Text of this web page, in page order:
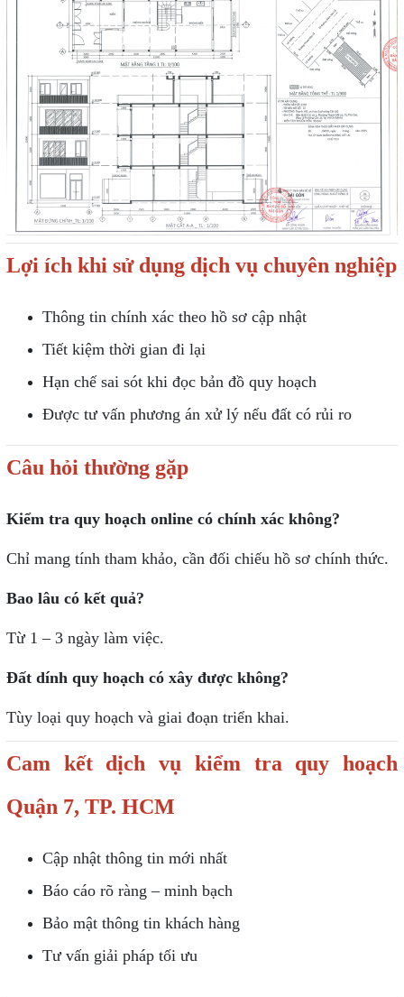
Lợi ích khi sử dụng dịch vụ chuyên nghiệp
Thông tin chính xác theo hồ sơ cập nhật
Tiết kiệm thời gian đi lại
Hạn chế sai sót khi đọc bản đồ quy hoạch
Được tư vấn phương án xử lý nếu đất có rủi ro
Câu hỏi thường gặp
Kiểm tra quy hoạch online có chính xác không?
Chỉ mang tính tham khảo, cần đối chiếu hồ sơ chính thức.
Bao lâu có kết quả?
Từ 1 – 3 ngày làm việc.
Đất dính quy hoạch có xây được không?
Tùy loại quy hoạch và giai đoạn triển khai.
Cam kết dịch vụ kiểm tra quy hoạch
Quận 7, TP. HCM
Cập nhật thông tin mới nhất
Báo cáo rõ ràng – minh bạch
Bảo mật thông tin khách hàng
Tư vấn giải pháp tối ưu